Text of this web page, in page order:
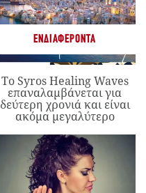
ΕΝΔΙΑΦΈΡΟΝΤΑ
Το Syros Healing Waves
επαναλαμβάνεται για
δεύτερη χρονιά και είναι
ακόμα μεγαλύτερο